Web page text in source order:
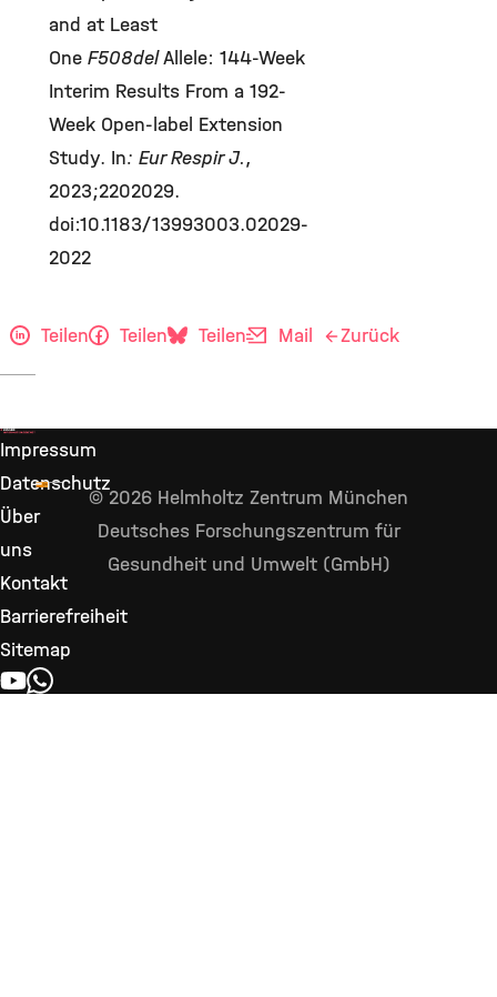
and at Least
One F508delAllele: 144-Week
Interim Results From a 192-
Week Open-label Extension
Study. In: Eur Respir J.,
2023;2202029.
doi:10.1183/13993003.02029-
2022
Teilen Teilen Teilen Mail Zurück
Impressum
Datenschutz
Über
uns
Kontakt
Barrierefreiheit
Sitemap
YOUTUBE
WHATSAPP
© 2026 Helmholtz Zentrum München
Deutsches Forschungszentrum für
Gesundheit und Umwelt (GmbH)